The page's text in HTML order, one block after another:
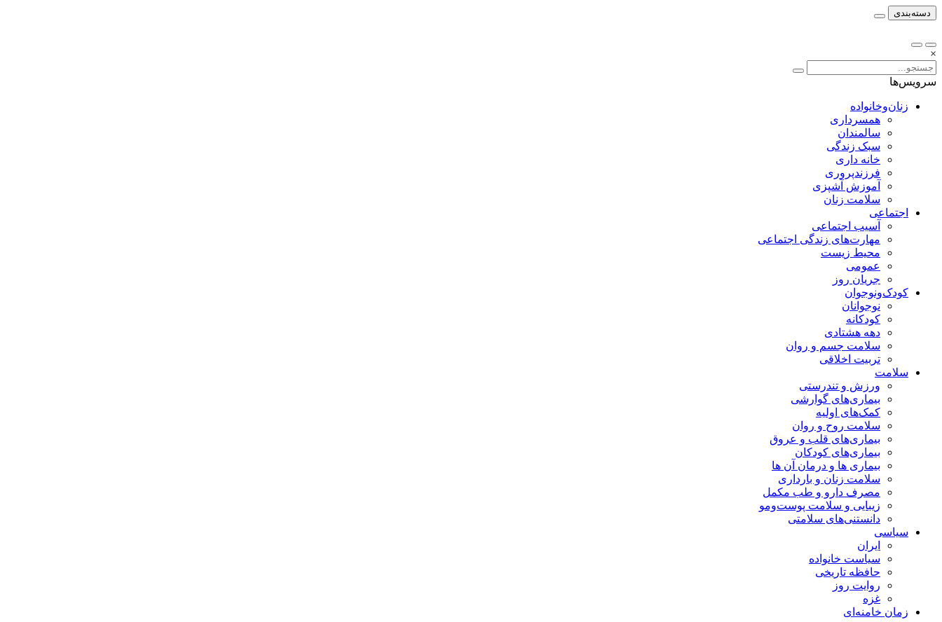
دسته‌بندی
×
سرویس‌ها
زنان‌وخانواده
همسرداری
سالمندان
سبک زندگی
خانه داری
فرزندپروری
آموزش آشپزی
سلامت زنان
اجتماعی
آسیب اجتماعی
مهارت‌های زندگی اجتماعی
محیط زیست
عمومی
جریان روز
کودک‌ونوجوان
نوجوانان
کودکانه
دهه هشتادی
سلامت جسم و روان
تربیت اخلاقی
سلامت
ورزش و تندرستی
بیماری‌های گوارشی
کمک‌های اولیه
سلامت روح و روان
بیماری‌های قلب و عروق
بیماری‌های کودکان
بیماری ها و درمان آن ها
سلامت زنان و بارداری
مصرف دارو و طب مکمل
زیبایی و سلامت پوست‌ومو
دانستنی‌های سلامتی
سیاسی
ایران
سیاست خانواده
حافظه تاریخی
روایت روز
غزه
زمان خامنه‌ای